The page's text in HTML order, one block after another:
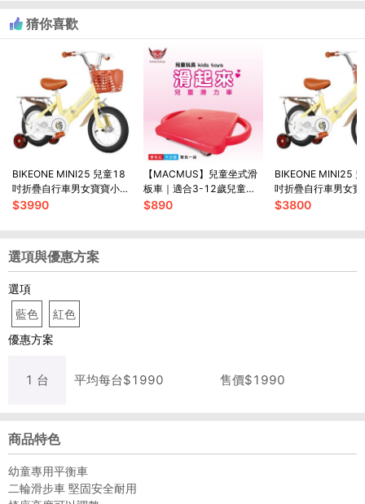
猜你喜歡
BIKEONE MINI25 兒童18
吋折疊自行車男女寶寶小孩
摺疊腳踏單車後貨架版
$3990
【MACMUS】兒童坐式滑
板車｜適合3-12歲兒童｜
兩入裝
$890
BIKEONE MINI25
吋折疊自行車男女
摺疊腳踏單車後貨架
$3800
選項與優惠方案
選項
藍色
紅色
優惠方案
1 台 平均每台$1990 售價$1990
商品特色
幼童專用平衡車
二輪滑步車 堅固安全耐用